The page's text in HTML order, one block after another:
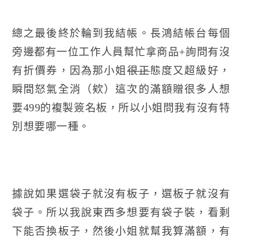
總之最後終於輪到我結帳。長鴻結帳台每個
旁邊都有一位工作人員幫忙拿商品+詢問有沒
有折價券，因為那小姐很正態度又超級好，
瞬間怒氣全消（欸）這次的滿額贈很多人想
要499的複製簽名板，所以小姐問我有沒有特
別想要哪一種。
據說如果選袋子就沒有板子，選板子就沒有
袋子。所以我說東西多想要有袋子裝，看剩
下能否換板子，然後小姐就幫我算滿額，有